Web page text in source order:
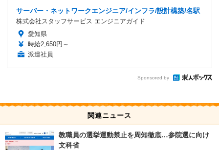
サーバー・ネットワークエンジニア/インフラ/設計構築/名駅
株式会社スタッフサービス エンジニアガイド
愛知県
時給2,650円～
派遣社員
Sponsored by
関連ニュース
教職員の選挙運動禁止を周知徹底…参院選に向け
文科省